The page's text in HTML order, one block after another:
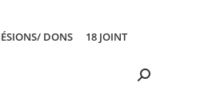
DONS 18 JOINT
Search: